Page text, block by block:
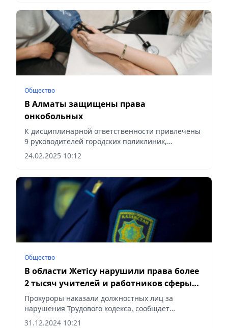
Общество
В Алматы защищены права
онкобольных
К дисциплинарной ответственности привлечены
9 руководителей городских поликлиник,
сообщает Vecher.kz.
24.02.2025 10:12
Общество
В области Жетісу нарушили права более
2 тысяч учителей и работников сферы
образования
Прокуроры наказали должностных лиц за
нарушения Трудового кодекса, сообщает
Vecher.kz.
31.12.2024 10:21